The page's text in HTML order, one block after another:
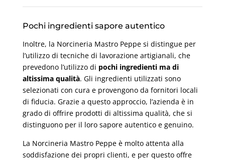
Pochi ingredienti sapore autentico
Inoltre, la Norcineria Mastro Peppe si distingue per
l’utilizzo di tecniche di lavorazione artigianali, che
prevedono l’utilizzo di pochi ingredienti ma di
altissima qualità. Gli ingredienti utilizzati sono
selezionati con cura e provengono da fornitori locali
di fiducia. Grazie a questo approccio, l’azienda è in
grado di offrire prodotti di altissima qualità, che si
distinguono per il loro sapore autentico e genuino.
La Norcineria Mastro Peppe è molto attenta alla
soddisfazione dei propri clienti, e per questo offre